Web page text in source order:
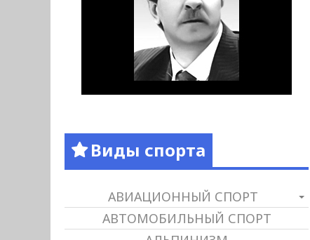
Виды спорта
АВИАЦИОННЫЙ СПОРТ
АВТОМОБИЛЬНЫЙ СПОРТ